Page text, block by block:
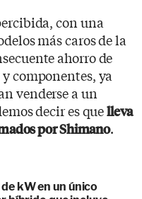
con una
más caros de la
ahorro de
componentes, ya
venderse a un
decir es quelleva
por Shimano.
kW en un único